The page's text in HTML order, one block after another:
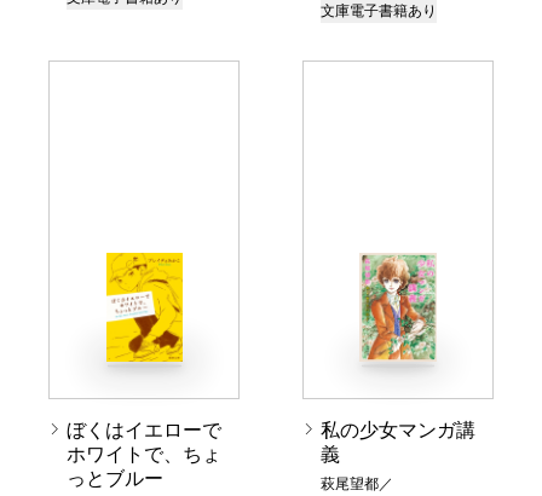
文庫電子書籍あり
ぼくはイエローで
ホワイトで、ちょ
っとブルー
私の少女マンガ講
義
萩尾望都／